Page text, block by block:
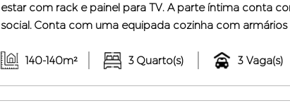
estar com rack e painel para TV. A parte íntima conta
social. Conta com uma equipada cozinha com
ótimo salão de TV com banheiro, salão gourmet com chu
140-140m² 3 Quarto(s) 3 Vaga(s)